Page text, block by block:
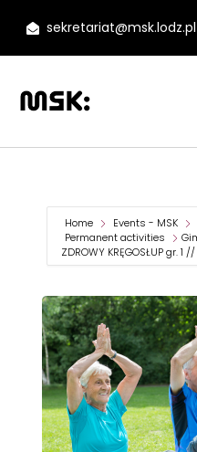
sekretariat@msk.lodz.pl
Home Events - MSK
Permanent activities
ZDROWY KRĘGOSŁUP gr.